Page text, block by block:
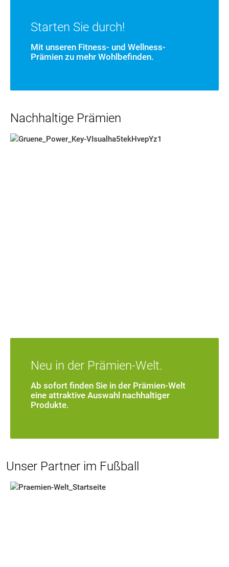
Starten Sie durch!
Mit unseren Fitness- und Wellness-
Prämien zu mehr Wohlbefinden.
Nachhaltige Prämien
Neu in der Prämien-Welt. Ab sofort finden Sie in der Prämien-
Neu in der Prämien-Welt.
Ab sofort finden Sie in der Prämien-Welt
eine attraktive Auswahl nachhaltiger
Produkte.
Unser Partner im Fußball
Mehr erfahren